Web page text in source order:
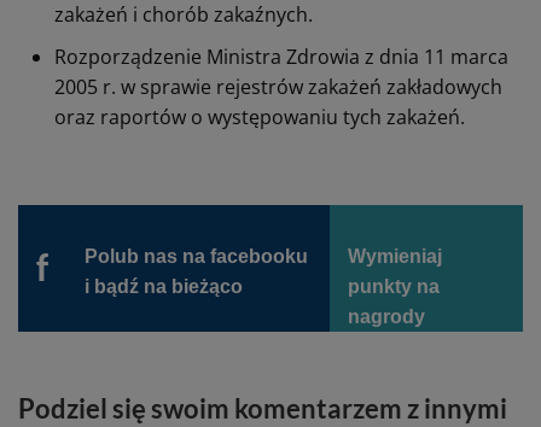
zakażeń i chorób zakaźnych.
Rozporządzenie Ministra Zdrowia z dnia 11 marca
2005 r. w sprawie rejestrów zakażeń zakładowych
oraz raportów o występowaniu tych zakażeń.
f
Polub nas na facebooku
i bądź na bieżąco
Wymieniaj
punkty na
nagrody
Podziel się swoim komentarzem z innymi